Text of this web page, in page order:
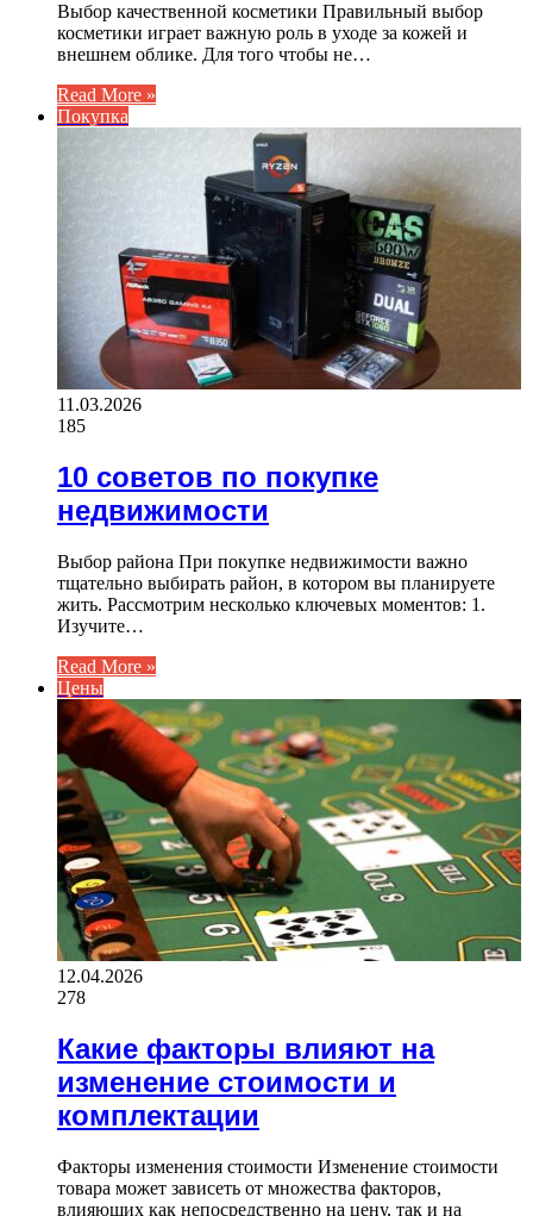
Выбор качественной косметики Правильный выбор
косметики играет важную роль в уходе за кожей и
внешнем облике. Для того чтобы не…
Read More »
Покупка
11.03.2026
185
10 советов по покупке
недвижимости
Выбор района При покупке недвижимости важно
тщательно выбирать район, в котором вы планируете
жить. Рассмотрим несколько ключевых моментов: 1.
Изучите…
Read More »
Цены
12.04.2026
278
Какие факторы влияют на
изменение стоимости и
комплектации
Факторы изменения стоимости Изменение стоимости
товара может зависеть от множества факторов,
влияющих как непосредственно на цену, так и на